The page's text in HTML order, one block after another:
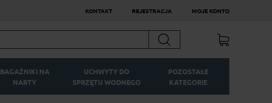
KONTAKT REJESTRACJA MOJE KONTO
Szukaj
BAGAŻNIKI NA
NARTY
UCHWYTY DO
SPRZĘTU WODNEGO
POZOSTAŁE
KATEGORIE